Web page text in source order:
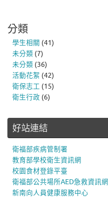
分類
學生相關 (41)
未分類 (7)
未分類 (36)
活動花絮 (42)
衛保志工 (15)
衛生行政 (6)
好站連結
衛福部疾病管制署
教育部學校衛生資訊網
校園食材登錄平臺
衛福部公共場所AED急救資訊網
新南向人員健康服務中心